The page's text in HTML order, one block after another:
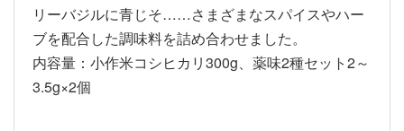
リーバジルに青じそ……さまざまなスパイスやハー
ブを配合した調味料を詰め合わせました。
内容量：小作米コシヒカリ300g、薬味2種セット2～
3.5g×2個